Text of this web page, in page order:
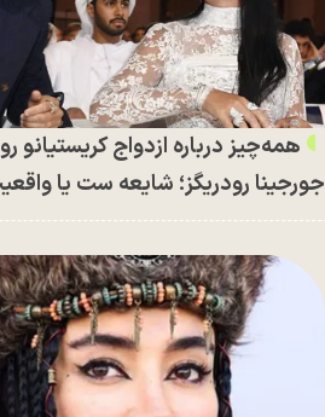
همه‌چیز درباره ازدواج کریستیانو
جورجینا رودریگز؛ شایعه ست یا